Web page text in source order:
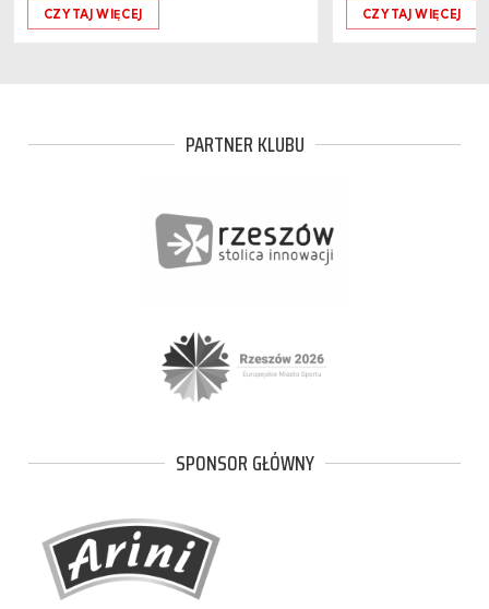
CZYTAJ WIĘCEJ CZYTAJ WIĘCEJ
PARTNER KLUBU
SPONSOR GŁÓWNY